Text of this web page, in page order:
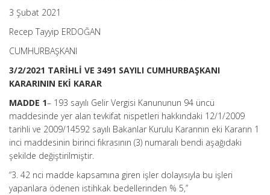
Hakkında
(Karar
3491)
3 Şubat 2021
Recep Tayyip ERDOĞAN
CUMHURBAŞKANI
3/2/2021 TARİHLİ VE 3491 SAYILI CUMHURBAŞKANI
KARARININ EKİ KARAR
MADDE 1– 193 sayılı Gelir Vergisi Kanununun 94 üncü
maddesinde yer alan tevkifat nispetleri hakkındaki 12/1/2009
tarihli ve 2009/14592 sayılı Bakanlar Kurulu Kararının eki Kararın 1
inci maddesinin birinci fıkrasının (3) numaralı bendi aşağıdaki
şekilde değiştirilmiştir.
“3. 42 nci madde kapsamına giren işler dolayısıyla bu işleri
yapanlara ödenen istihkak bedellerinden % 5,”